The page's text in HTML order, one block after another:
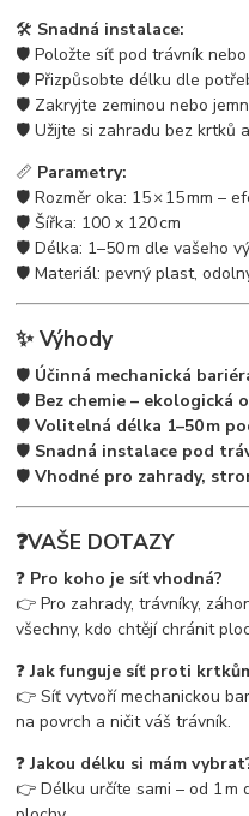
🛠️ Snadná instalace:
🛡️ Položte síť pod trávník
🛡️ Přizpůsobte délku dle
🛡️ Zakryjte zeminou nebo
🛡️ Užijte si zahradu bez krtků
📏 Parametry:
🛡️ Rozměr oka: 15 × 15 mm –
🛡️ Šířka: 100 x 120 cm
🛡️ Délka: 1–50 m dle vašeho
🛡️ Materiál: pevný plast,
✨Výhody
🛡️ Účinná mechanická
🛡️ Bez chemie – ekologická
🛡️Volitelná délka 1–50 m
🛡️ Snadná instalace pod
🛡️Vhodné pro zahrady,
❓VAŠE DOTAZY
❓ Pro koho je síť vhodná?
👉 Pro zahrady, trávníky,
všechny, kdo chtějí chránit
❓Jak funguje síť proti
👉 Síť vytvoří mechanickou
na povrch a ničit váš trávník.
❓Jakou délku si mám
👉 Délku určíte sami – od 1 m